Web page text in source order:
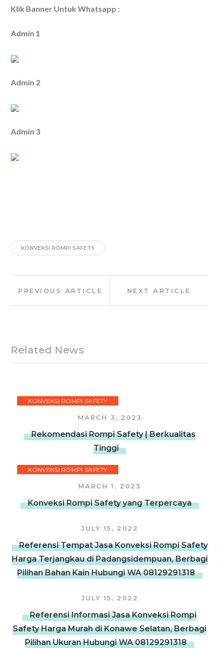
Klik Banner Untuk Whatsapp :
Admin 1
Admin 2
Admin 3
KONVEKSI ROMPI SAFETY
navigation
PREVIOUS ARTICLE NEXT ARTICLE
Related News
KONVEKSI ROMPI SAFETY
MARCH 3, 2023
Rekomendasi Rompi Safety | Berkualitas
Tinggi
KONVEKSI ROMPI SAFETY
MARCH 1, 2023
Konveksi Rompi Safety yang Terpercaya
JULY 15, 2022
Referensi Tempat Jasa Konveksi Rompi Safety
Harga Terjangkau di Padangsidempuan, Berbagi
Pilihan Bahan Kain Hubungi WA 08129291318
JULY 15, 2022
Referensi Informasi Jasa Konveksi Rompi
Safety Harga Murah di Konawe Selatan, Berbagi
Pilihan Ukuran Hubungi WA 08129291318